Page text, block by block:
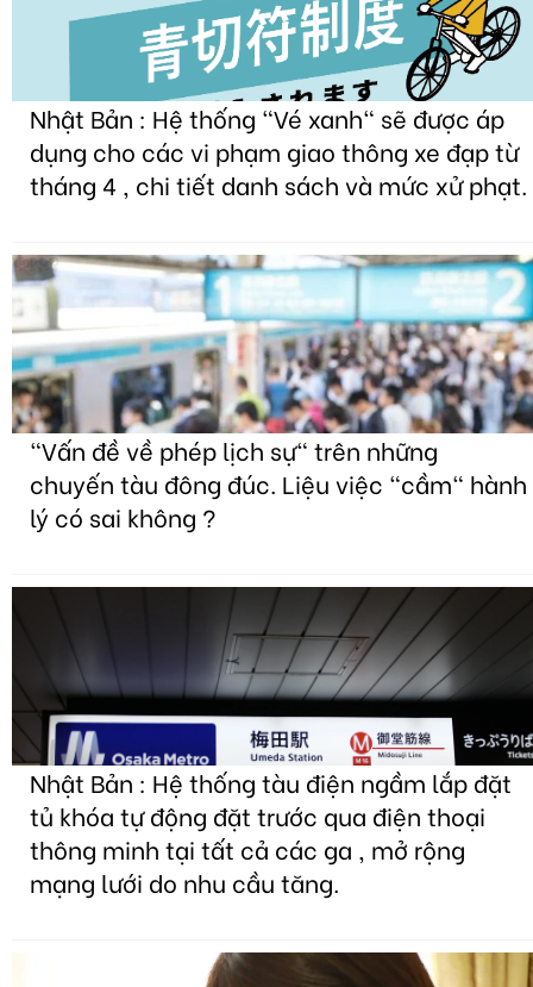
Nhật Bản : Hệ thống "Vé xanh" sẽ được áp
dụng cho các vi phạm giao thông xe đạp từ
tháng 4 , chi tiết danh sách và mức xử phạt.
"Vấn đề về phép lịch sự" trên những
chuyến tàu đông đúc. Liệu việc "cầm" hành
lý có sai không ?
Nhật Bản : Hệ thống tàu điện ngầm lắp đặt
tủ khóa tự động đặt trước qua điện thoại
thông minh tại tất cả các ga , mở rộng
mạng lưới do nhu cầu tăng.